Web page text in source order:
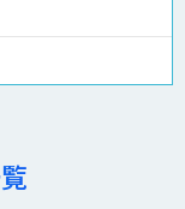
伴走サービス